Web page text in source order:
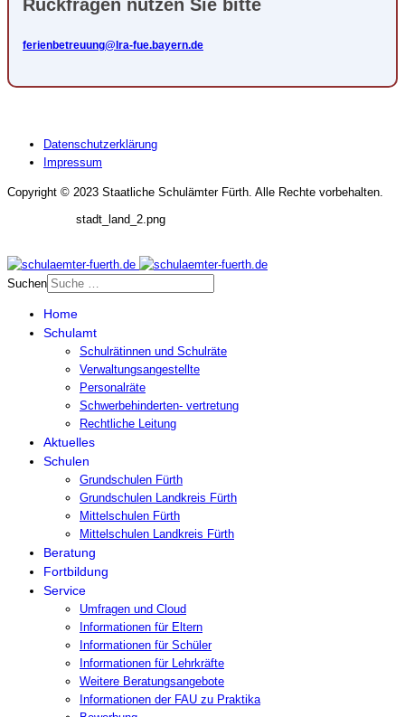
Rückfragen nutzen Sie bitte
ferienbetreuung@lra-fue.bayern.de
Datenschutzerklärung
Impressum
Copyright © 2023 Staatliche Schulämter Fürth. Alle Rechte vorbehalten.
stadt_land_2.png
Suchen
Home
Schulamt
Schulrätinnen und Schulräte
Verwaltungsangestellte
Personalräte
Schwerbehinderten- vertretung
Rechtliche Leitung
Aktuelles
Schulen
Grundschulen Fürth
Grundschulen Landkreis Fürth
Mittelschulen Fürth
Mittelschulen Landkreis Fürth
Beratung
Fortbildung
Service
Umfragen und Cloud
Informationen für Eltern
Informationen für Schüler
Informationen für Lehrkräfte
Weitere Beratungsangebote
Informationen der FAU zu Praktika